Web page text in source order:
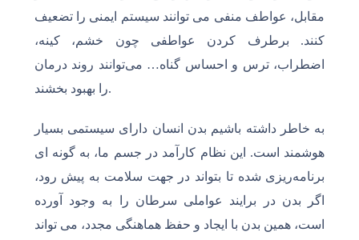
مقابل، عواطف منفی می توانند سیستم ایمنی را تضعیف
کنند. برطرف کردن عواطفی چون خشم، کینه،
اضطراب، ترس و احساس گناه… می‌توانند روند درمان
را بهبود بخشند.
به خاطر داشته باشیم بدن انسان دارای سیستمی بسیار
هوشمند است. این نظام کارآمد در جسم ما، به گونه ای
برنامه‌ریزی شده تا بتواند در جهت سلامت به پیش رود،
اگر بدن در برایند عواملی سرطان را به وجود آورده
است، همین بدن با ایجاد و حفظ هماهنگی مجدد، می تواند